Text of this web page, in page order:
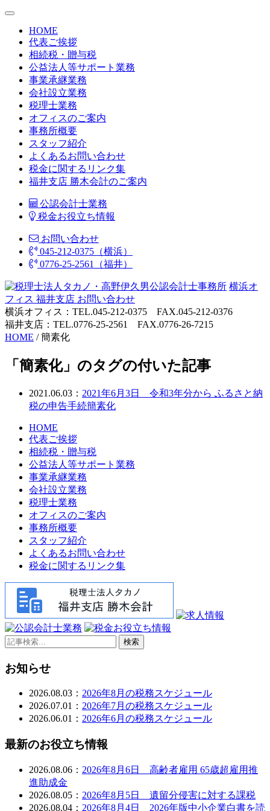
HOME
代表ご挨拶
相続税・贈与税
公益法人等サポート業務
事業承継業務
会社設立業務
税理士業務
オフィスのご案内
事務所概要
スタッフ紹介
よくあるお問い合わせ
税金に関するリンク集
福井支店 勝木会計のご案内
公認会計士業務
税金お役立ち情報
お問い合わせ
045-212-0375（横浜）
0776-25-2561（福井）
横浜オ
フィス 福井支店 お問い合わせ
横浜オフィス：TEL.045-212-0375 FAX.045-212-0376
福井支店：TEL.0776-25-2561 FAX.0776-26-7215
HOME /簡素化
「簡素化」のタグの付いた記事
2021.06.03： 2021年6月3日 令和3年分から ふるさと納
税の申告手続簡素化
HOME
代表ご挨拶
相続税・贈与税
公益法人等サポート業務
事業承継業務
会社設立業務
税理士業務
オフィスのご案内
事務所概要
スタッフ紹介
よくあるお問い合わせ
税金に関するリンク集
検索
お知らせ
2026.08.03： 2026年8月の税務スケジュール
2026.07.01： 2026年7月の税務スケジュール
2026.06.01： 2026年6月の税務スケジュール
最新のお役立ち情報
2026.08.06： 2026年8月6日 高齢者雇用 65歳超雇用推
進助成金
2026.08.05： 2026年8月5日 遺留分侵害に対する課税
2026.08.04： 2026年8月4日 2026年版中小企業白書を読